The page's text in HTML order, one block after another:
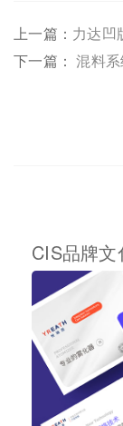
上一篇： 力达凹
下一篇：混料
CIS品牌